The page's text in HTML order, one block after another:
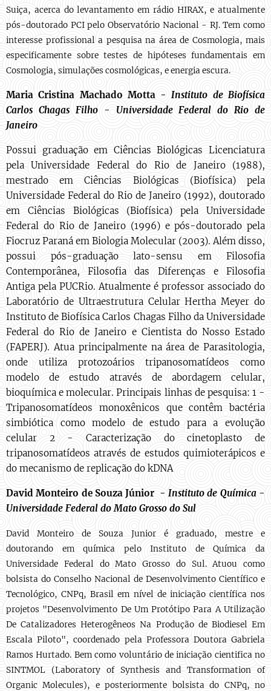
Suiça, acerca do levantamento em rádio HIRAX, e atualmente
pós-doutorado PCI pelo Observatório Nacional - RJ. Tem como
interesse profissional a pesquisa na área de Cosmologia, mais
especificamente sobre testes de hipóteses fundamentais em
Cosmologia, simulações cosmológicas, e energia escura.
Maria Cristina Machado Motta - Instituto de Biofísica
Carlos Chagas Filho - Universidade Federal do Rio de
Janeiro
Possui graduação em Ciências Biológicas Licenciatura
pela Universidade Federal do Rio de Janeiro (1988),
mestrado em Ciências Biológicas (Biofísica) pela
Universidade Federal do Rio de Janeiro (1992), doutorado
em Ciências Biológicas (Biofísica) pela Universidade
Federal do Rio de Janeiro (1996) e pós-doutorado pela
Fiocruz Paraná em Biologia Molecular (2003). Além disso,
possui pós-graduação lato-sensu em Filosofia
Contemporânea, Filosofia das Diferenças e Filosofia
Antiga pela PUCRio. Atualmente é professor associado do
Laboratório de Ultraestrutura Celular Hertha Meyer do
Instituto de Biofísica Carlos Chagas Filho da Universidade
Federal do Rio de Janeiro e Cientista do Nosso Estado
(FAPERJ). Atua principalmente na área de Parasitologia,
onde utiliza protozoários tripanosomatídeos como
modelo de estudo através de abordagem celular,
bioquímica e molecular. Principais linhas de pesquisa: 1 -
Tripanosomatídeos monoxênicos que contêm bactéria
simbiótica como modelo de estudo para a evolução
celular 2 - Caracterização do cinetoplasto de
tripanosomatídeos através de estudos quimioterápicos e
do mecanismo de replicação do kDNA
David Monteiro de Souza Júnior -Instituto de Química -
Universidade Federal do Mato Grosso do Sul
David Monteiro de Souza Junior é graduado, mestre e
doutorando em química pelo Instituto de Química da
Universidade Federal do Mato Grosso do Sul. Atuou como
bolsista do Conselho Nacional de Desenvolvimento Científico e
Tecnológico, CNPq, Brasil em nível de iniciação científica nos
projetos "Desenvolvimento De Um Protótipo Para A Utilização
De Catalizadores Heterogêneos Na Produção de Biodiesel Em
Escala Piloto", coordenado pela Professora Doutora Gabriela
Ramos Hurtado. Bem como voluntário de iniciação cientifica no
SINTMOL (Laboratory of Synthesis and Transformation of
Organic Molecules), e posteriormente bolsista do CNPq, no